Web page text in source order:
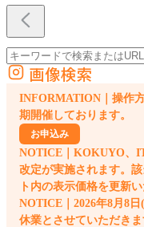
外部サイトの商品をカートに追加
他のサイトで見つけた商品ページの
画像検索
INFORMATION｜操作
期開催しております。
お申込み
NOTICE｜KOKUYO、
改定が実施されます。
ト内の表示価格を更新
NOTICE｜2026年8月8
休業とさせていただきま